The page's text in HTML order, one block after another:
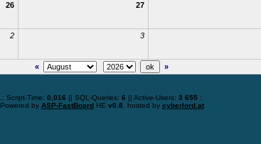
26 27
2 3
«
»
.: Script-Time: 0,016 || SQL-Queries: 6 || Active-Users: 3 655:.
Powered by ASP-FastBoardHE v0.8 , hosted by cyberlord.at